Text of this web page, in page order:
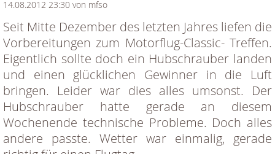
14.08.2012 23:30 von mfso
Seit Mitte Dezember des letzten Jahres liefen die
Vorbereitungen zum Motorflug-Classic- Treffen.
Eigentlich sollte doch ein Hubschrauber landen
und einen glücklichen Gewinner in die Luft
bringen. Leider war dies alles umsonst. Der
Hubschrauber hatte gerade an diesem
Wochenende technische Probleme. Doch alles
andere passte. Wetter war einmalig, gerade